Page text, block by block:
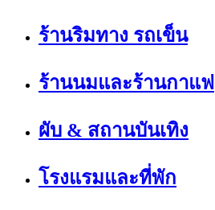
ร้านริมทาง รถเข็น
ร้านนมและร้านกาแฟ
ผับ & สถานบันเทิง
โรงแรมและที่พัก